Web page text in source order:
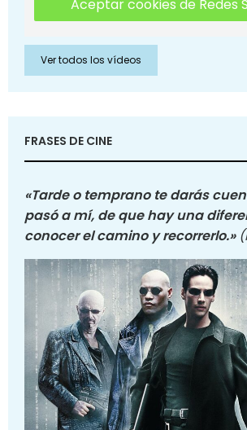
Aceptar cookies de Redes
Ver todos los vídeos
FRASES DE CINE
«Tarde o temprano te darás
pasó a mí, de que hay una
conocer el camino y recorrerlo.»